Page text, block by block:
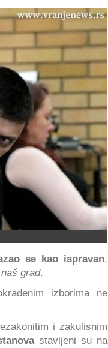
se kao ispravan,
grad.
izborima ne
i zakulisnim
stavljeni su na